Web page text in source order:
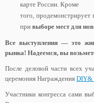
карте России. Кроме
того,
при выборе местдля
Все выступления — это
рынка! Надеемся, вы
После деловой части всех
церемония Награждения DIY&
Участники конгресса сами